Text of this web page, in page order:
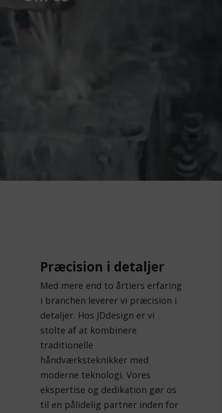
Præcision i detaljer
Med mere end to årtiers erfaring
i branchen leverer vi præcision i
detaljer. Hos JDdesign er vi
stolte af at kombinere
traditionelle
håndværksteknikker med
moderne teknologi. Vores
ekspertise og dedikation gør os
til en pålidelig partner inden for